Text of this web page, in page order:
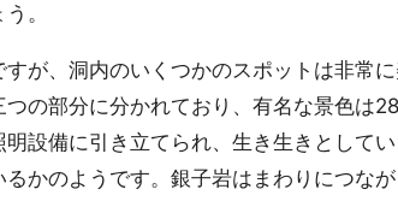
。
が、洞内のいくつかのスポットは非常に
つの部分に分かれており、有名な景色は
設備に引き立てられ、生き生きとしてい
かのようです。銀子岩はまわりにつなが